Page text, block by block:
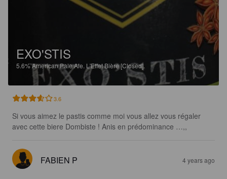
EXO'STIS
5.6%American Pale Ale. L'Effet Bière [Closed].
3.6
Si vous aimez le pastis comme moi vous allez vous régaler
avec cette biere Dombiste ! Anis en prédominance …,,
FABIEN P 4 years ago